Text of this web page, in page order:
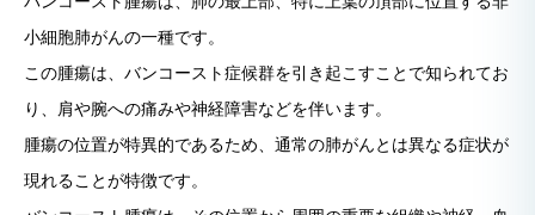
小細胞肺がんの一種です。
この腫瘍は、バンコースト症候群を引き起こすことで知られてお
り、肩や腕への痛みや神経障害などを伴います。
腫瘍の位置が特異的であるため、通常の肺がんとは異なる症状が
現れることが特徴です。